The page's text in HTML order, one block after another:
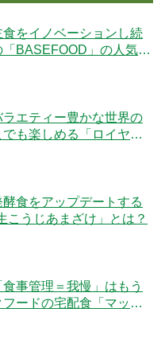
食をイノベーションし続
BASEFOOD」の人気の
ラエティー豊かな世界の
も楽しめる「ロイヤル
酵食をアップデートする
こうじあまざけ」とは？
食事管理＝我慢」はもう
ードの宅配食「マッス